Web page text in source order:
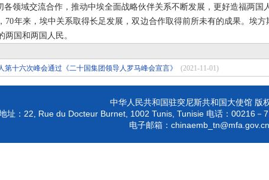
各领域交流合作，推动中埃全面战略伙伴关系不断发展，更好造福两国
70年来，埃中关系取得长足发展，双边合作取得前所未有的成果。埃
两国和两国人民。
第十六次峰会通过《二十国集团领导人罗马峰会宣言》 (2021-11-01)
中华人民共和国驻突尼斯共和国大使馆 版
址： 22, Rue du Docteur Burnet, 1002 Tunis, Tunisie 电话： 00216－
电子邮箱： chinaemb_tn@mfa.gov.cn